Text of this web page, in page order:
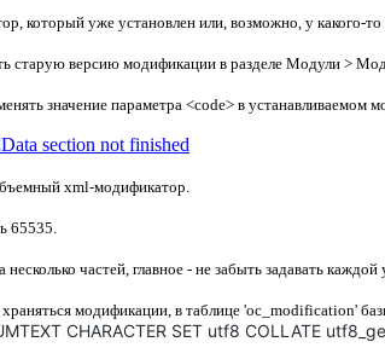
который уже установлен или, возможно, у какого-
старую версию модификации в разделе Модули >
значение параметра <code> в
section not finished
xml-модификатор.
65535
частей, главное - не забыть задавать
модификации, в таблице 'oc_modification'
CHARACTER SET utf8 COLLATE